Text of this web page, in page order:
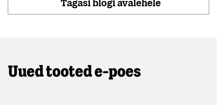
Tagasi blogi avalehele
Uued tooted e-poes